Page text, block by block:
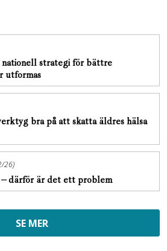
nationell strategi för bättre
utformas
bra på att skatta äldres hälsa
26)
därför är det ett problem
SE MER